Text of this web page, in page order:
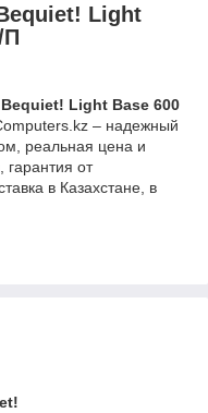
Light
П
Light Base 600
– надежный
реальная цена и
гарантия от
в Казахстане, в